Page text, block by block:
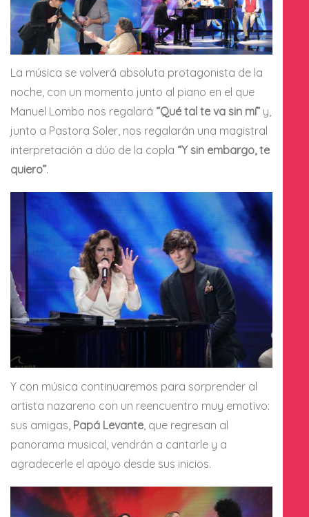
La música se volverá absoluta protagonista de la
noche, con un momento junto al piano en el que
Manuel Lombo nos regalará “Qué tal te va sin mí” y,
junto a Pastora Soler, nos regalarán una magistral
interpretación a dúo de la copla “Y sin embargo, te
quiero”.
Y con música continuaremos para sorprender al
artista nazareno con un reencuentro muy emotivo:
sus amigas, Papá Levante , que regresan al
panorama musical, vendrán a cantarle y a
agradecerle el apoyo desde sus inicios.